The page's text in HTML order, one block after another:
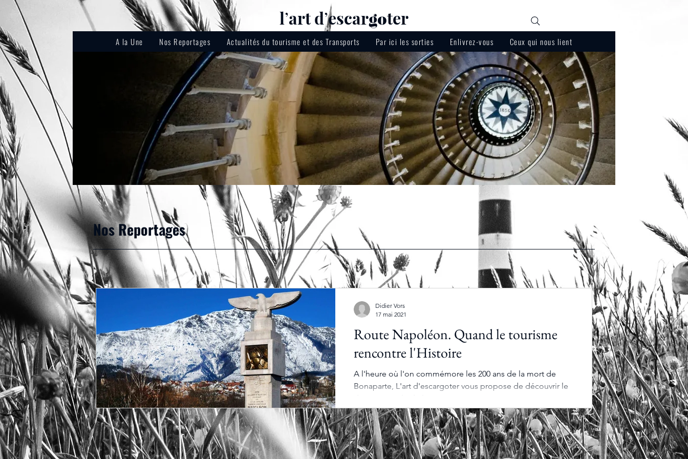
lʼart dʼescargoter
A la Une Nos Reportages Actualités du tourisme et des Transports Par ici les sorties Enlivrez-vous Ceux qui nous lient
Nos Reportages
Route Napoléon. Quand le tourisme
rencontre l'Histoire
A l'heure où l'on commémore les 200 ans de la mort de
Bonaparte, L'art d'escargoter vous propose de découvrir le
Didier Vors
17 mai 2021